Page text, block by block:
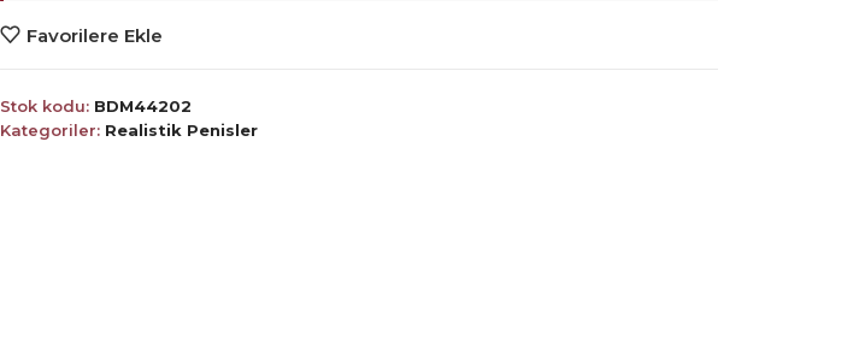
Favorilere Ekle
Stok kodu: BDM44202
Kategoriler: Realistik Penisler